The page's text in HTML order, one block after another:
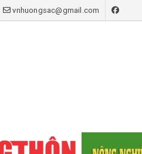
vnhuongsac@gmail.com